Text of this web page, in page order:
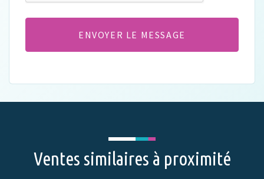
Ventes similaires à proximité